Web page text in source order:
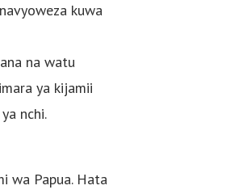
kuwa
na watu
ya kijamii
nchi.
wa Papua. Hata